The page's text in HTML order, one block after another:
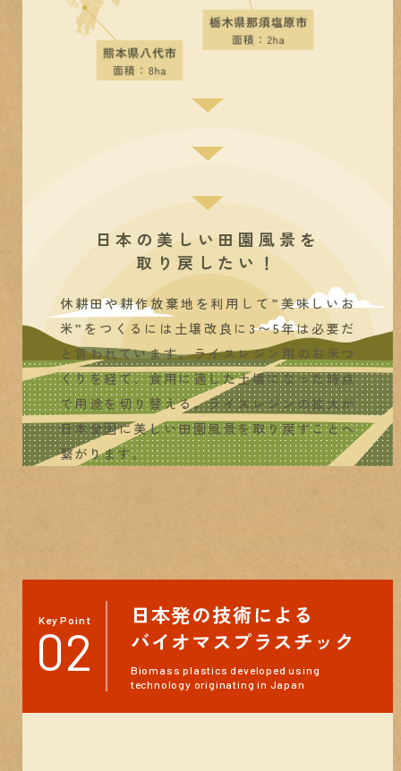
日本の美しい田園風景を
取り戻したい！
休耕田や耕作放棄地を利用して”美味しいお
米”をつくるには 土壌改良に3〜5年は必要だ
と言われています。ライスレジン用のお米つ
くりを経て、食用に適した土壌になった時点
で用途を切り替える。ライスレジンの拡大が
日本全国に美しい田園風景を取り戻すことへ
繋がります。
Key Point
02
日本発の技術による
バイオマスプラスチック
Biomass plastics developed using
technology originating in Japan